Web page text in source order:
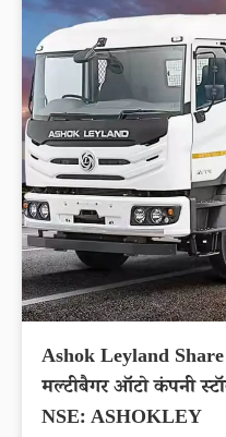
Ashok Leyland Share
मल्टीबैगर ऑटो कंपनी
NSE: ASHOKLEY